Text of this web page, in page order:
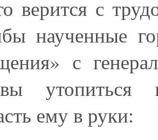
верится с
наученные
с
ему в руки: